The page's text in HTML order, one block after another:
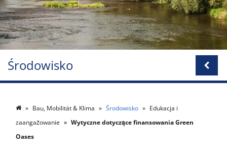
Środowisko
Bau, Mobilität & Klima Środowisko
Edukacja i
zaangażowanie
Wytyczne dotyczące finansowania Green
Oases